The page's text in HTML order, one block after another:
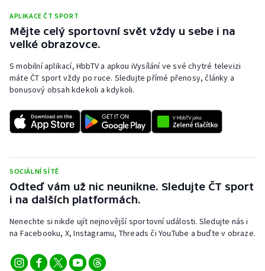
Rychlostní kanoistika
Short track
Stolní tenis
Triatlon
Veslování
Vodní slalom
APLIKACE ČT SPORT
Mějte celý sportovní svět vždy u sebe i na
velké obrazovce.
S mobilní aplikací, HbbTV a apkou iVysílání ve své chytré televizi
máte ČT sport vždy po ruce. Sledujte přímé přenosy, články a
bonusový obsah kdekoli a kdykoli.
SOCIÁLNÍ SÍTĚ
Odteď vám už nic neunikne. Sledujte ČT sport
i na dalších platformách.
Nenechte si nikde ujít nejnovější sportovní události. Sledujte nás i
na Facebooku, X, Instagramu, Threads či YouTube a buďte v obraze.